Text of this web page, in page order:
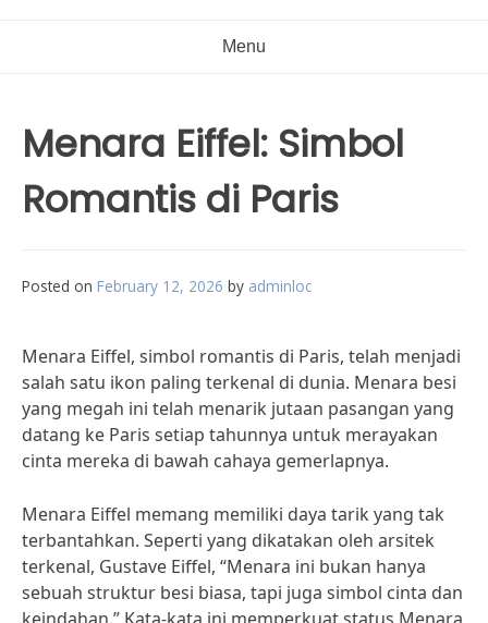
Menu
Menara Eiffel: Simbol
Romantis di Paris
Posted on February 12, 2026 by adminloc
Menara Eiffel, simbol romantis di Paris, telah menjadi
salah satu ikon paling terkenal di dunia. Menara besi
yang megah ini telah menarik jutaan pasangan yang
datang ke Paris setiap tahunnya untuk merayakan
cinta mereka di bawah cahaya gemerlapnya.
Menara Eiffel memang memiliki daya tarik yang tak
terbantahkan. Seperti yang dikatakan oleh arsitek
terkenal, Gustave Eiffel, “Menara ini bukan hanya
sebuah struktur besi biasa, tapi juga simbol cinta dan